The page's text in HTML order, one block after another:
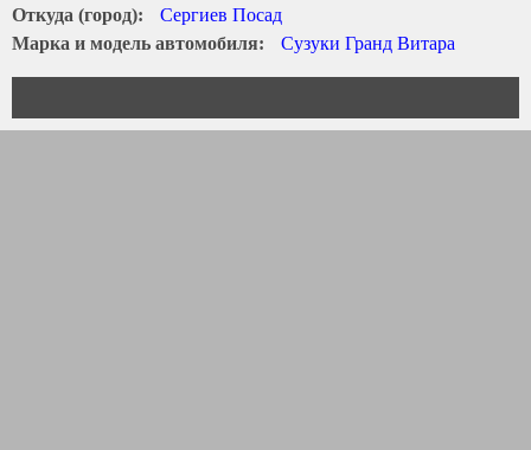
Откуда (город):
Сергиев Посад
Марка и модель автомобиля:
Сузуки Гранд Витара